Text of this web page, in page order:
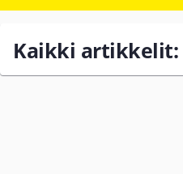
Kaikki artikkelit: